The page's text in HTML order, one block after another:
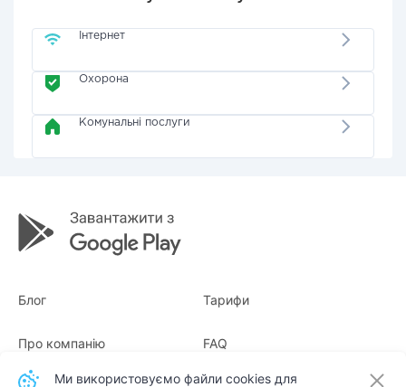
Інтернет
Охорона
Комунальні послуги
Блог Тарифи
Про компанію FAQ
Ми використовуємо файли cookies для